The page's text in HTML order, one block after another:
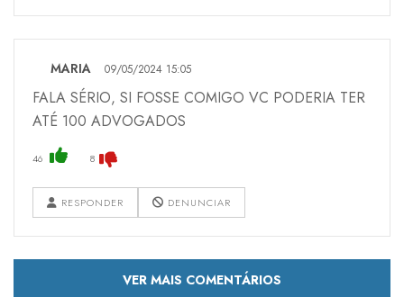
MARIA 09/05/2024 15:05
FALA SÉRIO, SI FOSSE COMIGO VC PODERIA TER
ATÉ 100 ADVOGADOS
46 8
RESPONDER DENUNCIAR
VER MAIS COMENTÁRIOS